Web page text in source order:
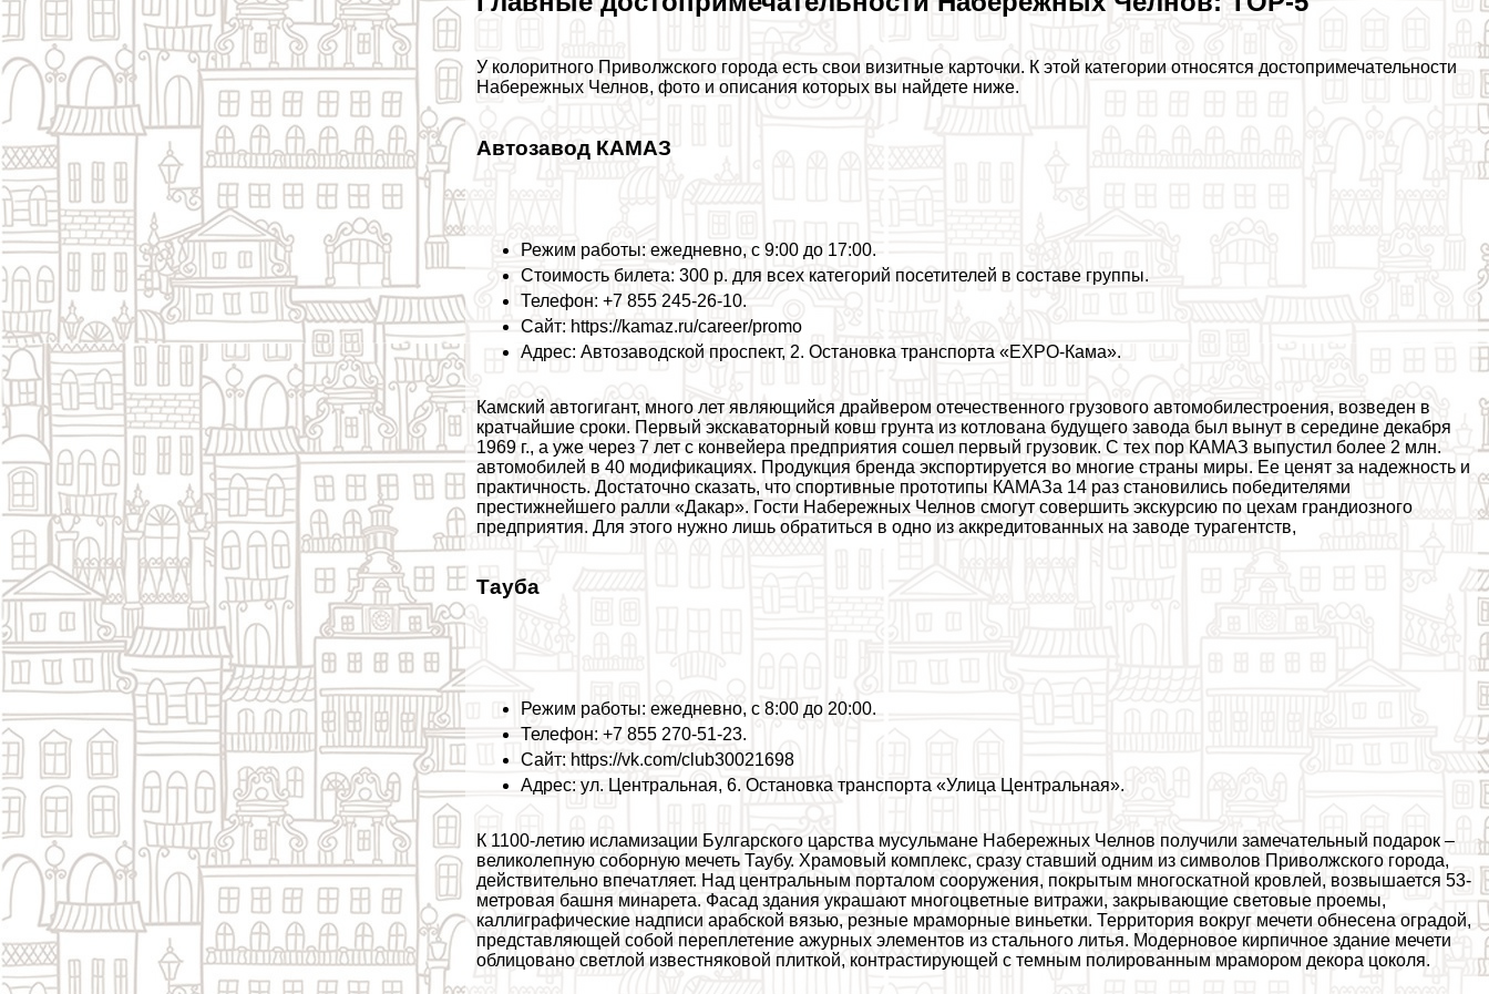
У колоритного Приволжского города есть свои визитные карточки. К этой категории относятся достопримечательности
Набережных Челнов, фото и описания которых вы найдете ниже.
Автозавод КАМАЗ
Режим работы: ежедневно, с 9:00 до 17:00.
Стоимость билета: 300 р. для всех категорий посетителей в составе группы.
Телефон: +7 855 245-26-10.
Сайт: https://kamaz.ru/career/promo
Адрес: Автозаводской проспект, 2. Остановка трaнcпорта «EXPO-Кама».
Камский автогигант, много лет являющийся драйвером отечественного грузового автомобилестроения, возведен в
кратчайшие сроки. Первый экскаваторный ковш грунта из котлована будущего завода был вынут в середине декабря
1969 г., а уже через 7 лет с конвейера предприятия сошел первый грузовик. С тех пор КАМАЗ выпустил более 2 млн.
автомобилей в 40 модификациях. Продукция бренда экспортируется во многие страны миры. Ее ценят за надежность и
пpaктичность. Достаточно сказать, что спортивные прототипы КАМАЗа 14 раз становились победителями
престижнейшего ралли «Дакар». Гости Набережных Челнов смогут совершить экскурсию по цехам грандиозного
предприятия. Для этого нужно лишь обратиться в одно из аккредитованных на заводе турагентств,
Тауба
Режим работы: ежедневно, с 8:00 до 20:00.
Телефон: +7 855 270-51-23.
Сайт: https://vk.com/club30021698
Адрес: ул. Центральная, 6. Остановка трaнcпорта «Улица Центральная».
К 1100-летию исламизации Булгарского царства мусульмане Набережных Челнов получили замечательный подарок –
великолепную соборную мечеть Таубу. Храмовый комплекс, сразу ставший одним из символов Приволжского города,
действительно впечатляет. Над центральным порталом сооружения, покрытым многоскатной кровлей, возвышается 53-
метровая башня минарета. Фасад здания украшают многоцветные витражи, закрывающие световые проемы,
каллиграфические надписи арабской вязью, резные мраморные виньетки. Территория вокруг мечети обнесена оградой,
представляющей собой переплетение ажурных элементов из стального литья. Модерновое кирпичное здание мечети
облицовано светлой известняковой плиткой, контрастирующей с темным полированным мрамором декора цоколя.